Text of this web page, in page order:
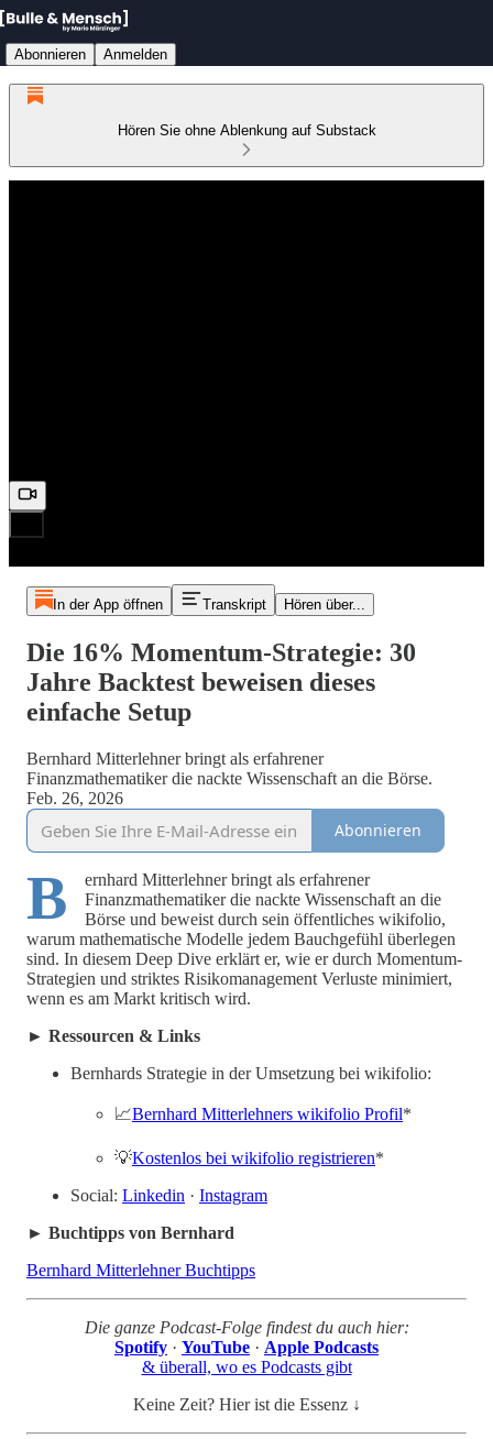
Abonnieren Anmelden
Hören Sie ohne Ablenkung auf Substack
In der App öffnen Transkript Hören über...
Die 16% Momentum-Strategie: 30
Jahre Backtest beweisen dieses
einfache Setup
Bernhard Mitterlehner bringt als erfahrener
Finanzmathematiker die nackte Wissenschaft an die Börse.
Feb. 26, 2026
Abonnieren
B
ernhard Mitterlehner bringt als erfahrener
Finanzmathematiker die nackte Wissenschaft an die
Börse und beweist durch sein öffentliches wikifolio,
warum mathematische Modelle jedem Bauchgefühl überlegen
sind. In diesem Deep Dive erklärt er, wie er durch Momentum-
Strategien und striktes Risikomanagement Verluste minimiert,
wenn es am Markt kritisch wird.
► Ressourcen & Links
Bernhards Strategie in der Umsetzung bei wikifolio:
📈Bernhard Mitterlehners wikifolio Profil*
💡Kostenlos bei wikifolio registrieren*
Social: Linkedin · Instagram
► Buchtipps von Bernhard
Bernhard Mitterlehner Buchtipps
Die ganze Podcast-Folge findest du auch hier:
Spotify · YouTube · Apple Podcasts
& überall, wo es Podcasts gibt
Keine Zeit? Hier ist die Essenz ↓